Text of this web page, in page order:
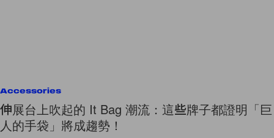
Accessories
伸展台上吹起的 It Bag 潮流：這些牌子都證明「巨
人的手袋」將成趨勢！